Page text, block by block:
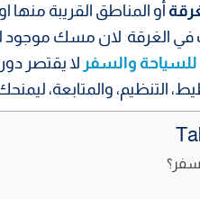
أو المناطق القريبة
في الغرقة لان مسك موجود
والسفر لا يقتصر
التنظيم، والمتابعة،